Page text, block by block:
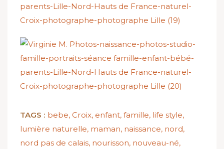
TAGS : bebe, Croix, enfant, famille, life style,
lumière naturelle, maman, naissance, nord,
nord pas de calais, nourisson, nouveau-né,